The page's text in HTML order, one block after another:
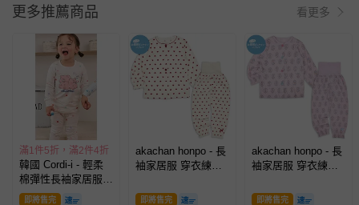
更多推薦商品 看更多
滿1件5折，滿2件4折
韓國 Cordi-i - 輕柔
棉彈性長袖家居服/
睡衣-貪睡粉紅豬-白
即將售完
akachan honpo - 長
袖家居服 穿衣練習-
色即將售完
akachan honpo - 長
袖家居服 穿衣練習-
色即將售完